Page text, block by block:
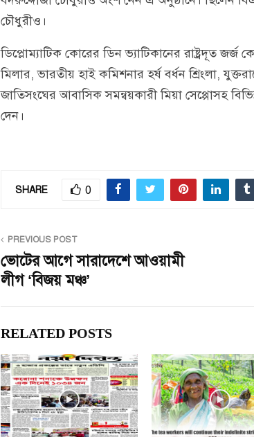
চৌধুরীও।
ডিপ্লোম্যাটিক কোরের ডিন ভ্যাটিকানের রাষ্ট্রদূত জর্জ
মিলার, ভারতীয় হাই কমিশনার হর্ষ বর্ধন শ্রিংলা,
জাতিসংঘের আবাসিক সমন্বয়কারী মিয়া সেপ্পোসহ
দেন।
SHARE 0
PREVIOUS POST
ভোটের আগে সারাদেশে আওয়ামী
লীগ ‘বিজয় মঞ্চ’
RELATED POSTS